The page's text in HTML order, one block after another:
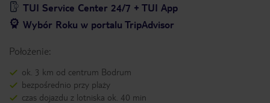
TUI Service Center 24/7 + TUI App
Wybór Roku w portalu TripAdvisor
Położenie:
ok. 3 km od centrum Bodrum
bezpośrednio przy plaży
czas dojazdu z lotniska ok. 40 min